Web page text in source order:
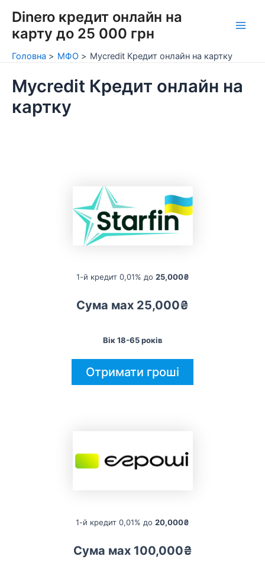
вмісту
Dinero кредит онлайн на
карту до 25 000 грн
Головна МФО Mycredit Кредит онлайн на картку
Mycredit Кредит онлайн на
картку
1-й кредит 0,01% до 25,000₴
Сума мах 25,000₴
Вік 18-65 років
Отримати гроші
1-й кредит 0,01% до 20,000₴
Сума мах 100,000₴